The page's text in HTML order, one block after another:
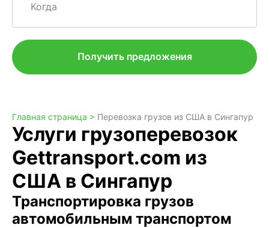
Когда
Получить предложения
Главная страница > Перевозка грузов из США в Сингапур
Услуги грузоперевозок
Gettransport.com из
США в Сингапур
Транспортировка грузов
автомобильным транспортом